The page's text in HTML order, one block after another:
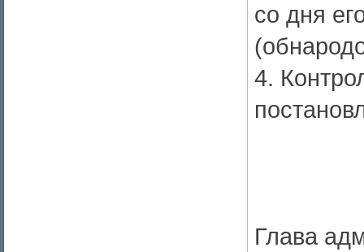
со дня
4.
Глава